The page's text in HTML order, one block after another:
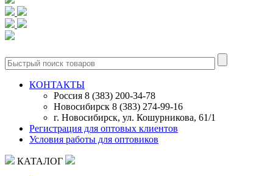
КОНТАКТЫ
Россия 8 (383) 200-34-78
Новосибирск 8 (383) 274-99-16
г. Новосибирск, ул. Кошурникова, 61/1
Регистрация для оптовых клиентов
Условия работы для оптовиков
КАТАЛОГ